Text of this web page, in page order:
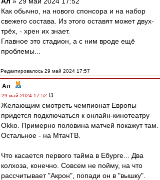
Как обычно, на нового спонсора и на набор
свежего состава. Из этого оставят может двух-
трёх, - хрен их знает.
Главное это стадион, а с ним вроде ещё
проблемы...
Редактировалось 29 май 2024 17:57
Ал -
29 май 2024 17:52
Желающим смотреть чемпионат Европы
придется подключаться к онлайн-кинотеатру
Okko. Примерно половина матчей покажут там.
Остальное - на МтачТВ.
Что касается первого тайма в Ебурге... Два
колхоза, конечно. Совсем не пойму, на что
рассчитывает "Акрон", попади он в "вышку".